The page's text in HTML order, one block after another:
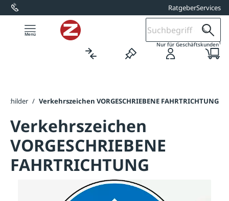
springen RatgeberServices
Nur für Geschäftskunden1
/ Verkehrszeichen VORGESCHRIEBENE FAHRTRICHTUNG
Verkehrszeichen
VORGESCHRIEBENE
FAHRTRICHTUNG